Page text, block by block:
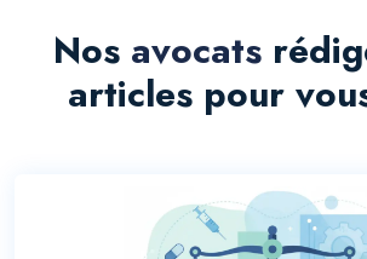
Nos avocats
articles pour